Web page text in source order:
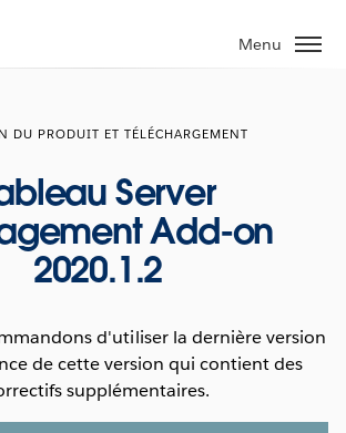
Menu
DU PRODUIT ET TÉLÉCHARGEMENT
Server
Add-on
2020.1.2
d'utiliser la dernière version
de cette version qui contient des
supplémentaires.